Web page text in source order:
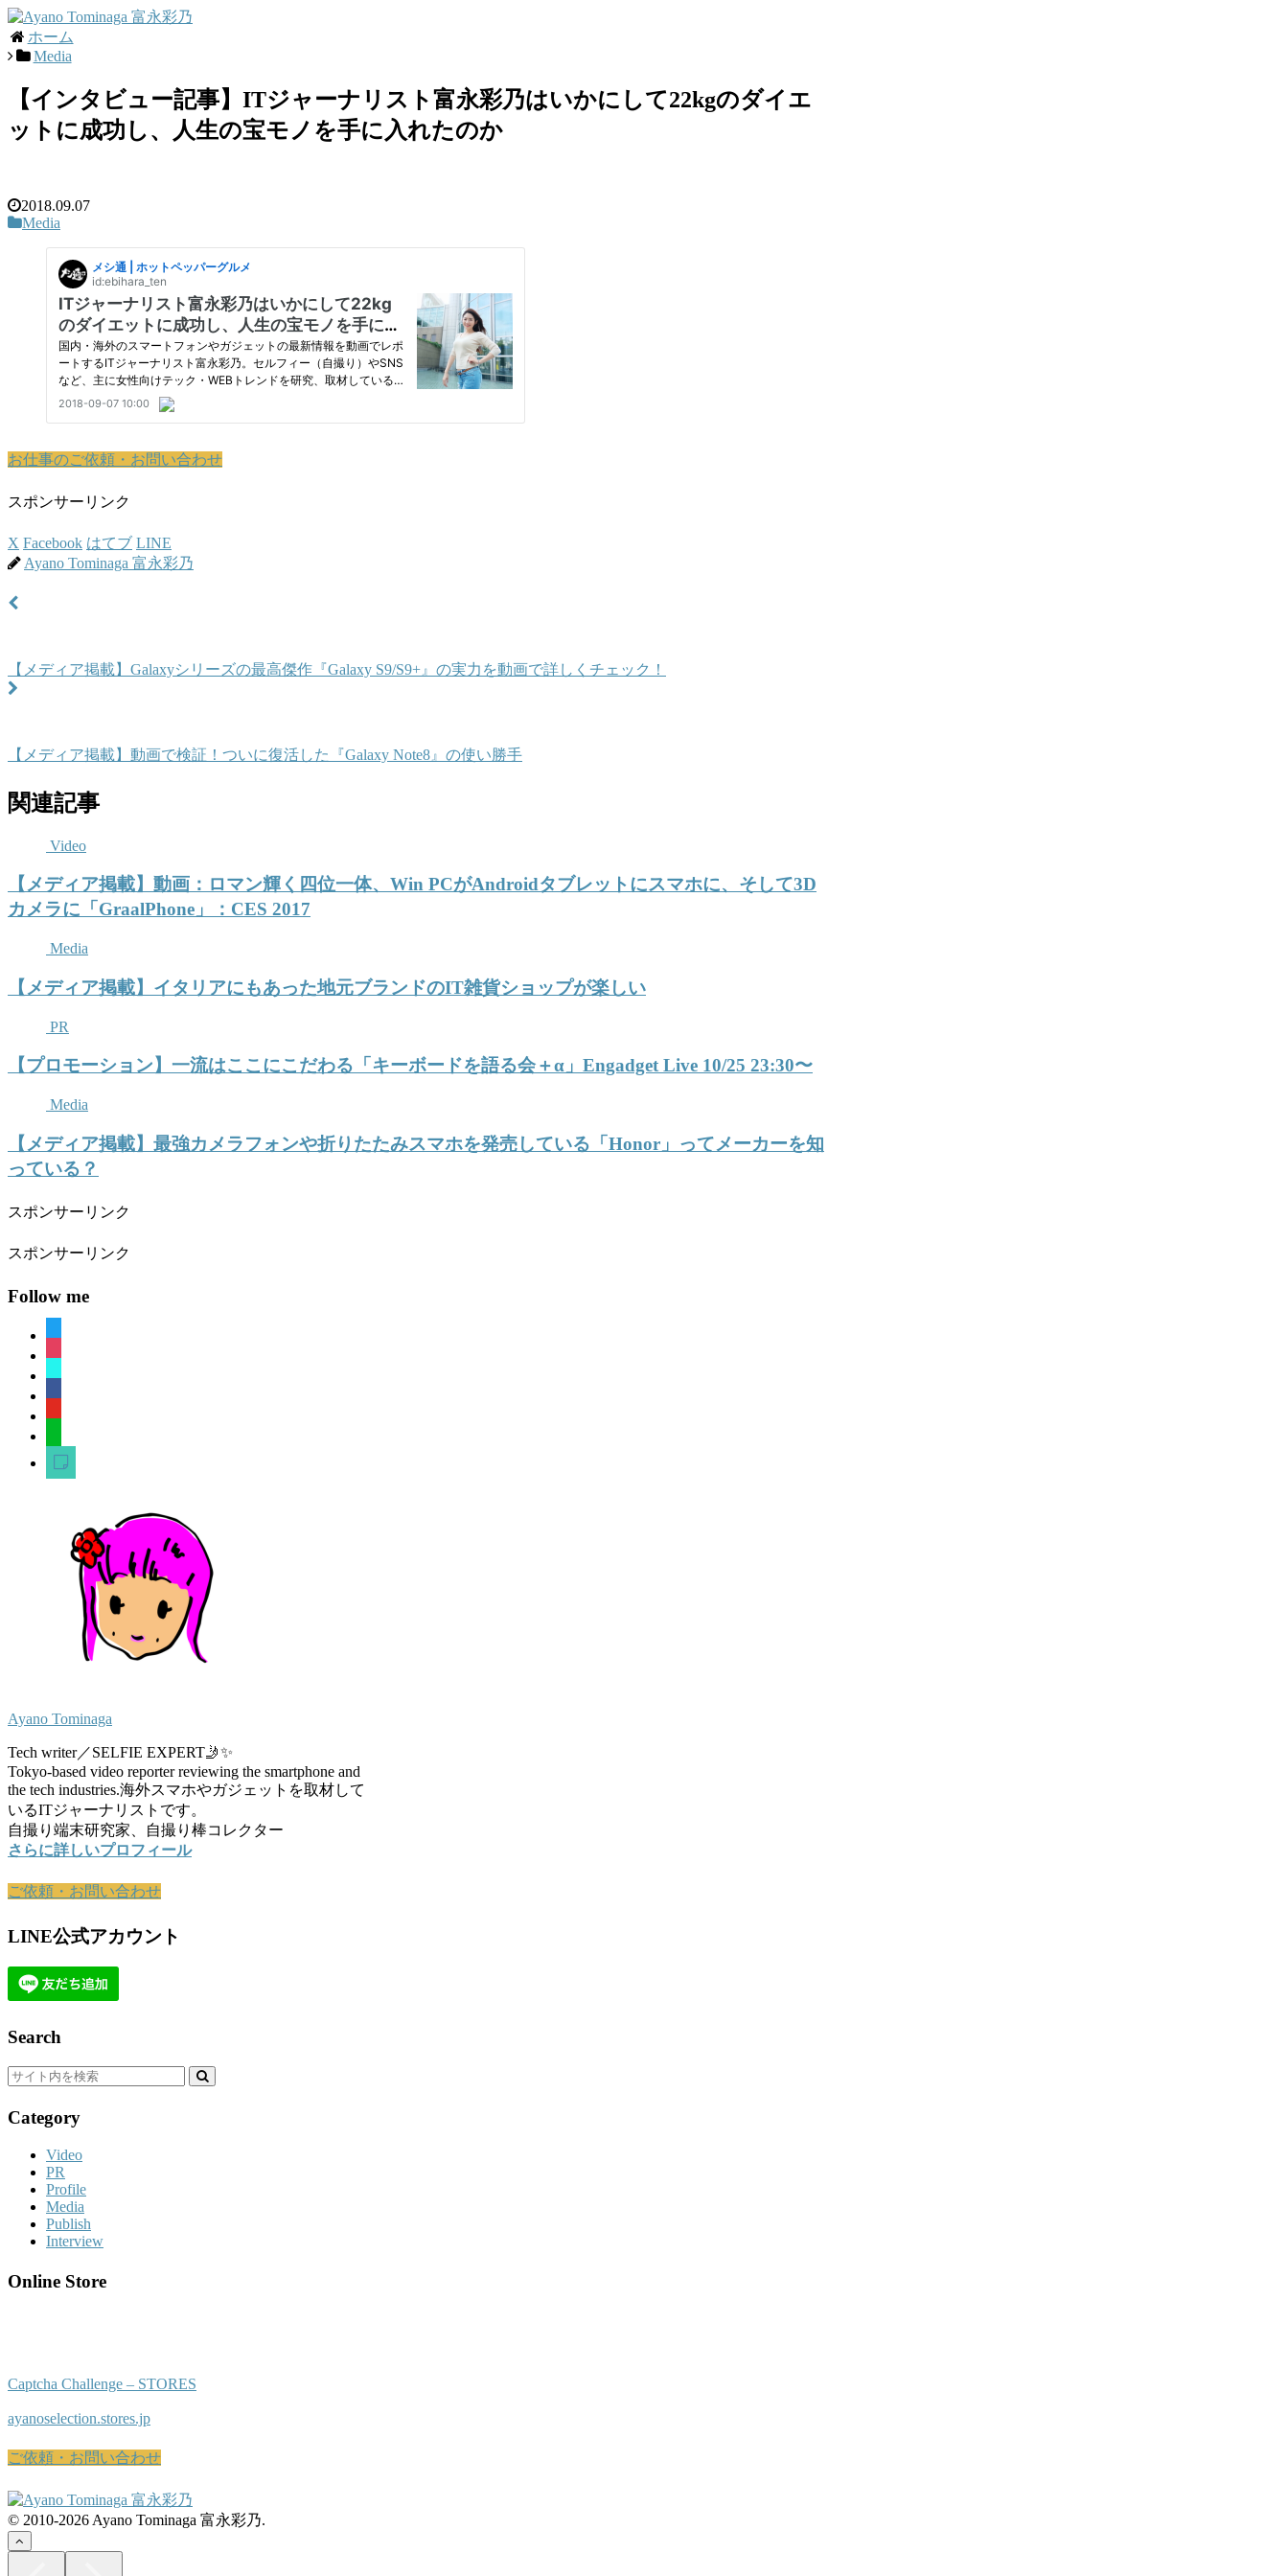
ホーム
Media
【インタビュー記事】ITジャーナリスト富永彩乃はいかにして22kgのダイエ
ットに成功し、人生の宝モノを手に入れたのか
2018.09.07
Media
お仕事のご依頼・お問い合わせ
スポンサーリンク
X Facebook はてブ LINE
Ayano Tominaga 富永彩乃
【メディア掲載】Galaxyシリーズの最高傑作『Galaxy S9/S9+』の実力を動画で詳しくチェック！
【メディア掲載】動画で検証！ついに復活した『Galaxy Note8』の使い勝手
関連記事
Video
【メディア掲載】動画：ロマン輝く四位一体、Win PCがAndroidタブレットにスマホに、そして3D
カメラに「GraalPhone」：CES 2017
Media
【メディア掲載】イタリアにもあった地元ブランドのIT雑貨ショップが楽しい
PR
【プロモーション】一流はここにこだわる「キーボードを語る会＋α」Engadget Live 10/25 23:30〜
Media
【メディア掲載】最強カメラフォンや折りたたみスマホを発売している「Honor」ってメーカーを知
っている？
スポンサーリンク
スポンサーリンク
Follow me
sticky-
note-
Ayano Tominaga
Tech writer／SELFIE EXPERT🤳✨
Tokyo-based video reporter reviewing the smartphone and
the tech industries.海外スマホやガジェットを取材して
いるITジャーナリストです。
自撮り端末研究家、自撮り棒コレクター
さらに詳しいプロフィール
ご依頼・お問い合わせ
LINE公式アカウント
Search
Category
Video
PR
Profile
Media
Publish
Interview
Online Store
Captcha Challenge – STORES
ayanoselection.stores.jp
ご依頼・お問い合わせ
© 2010-2026 Ayano Tominaga 富永彩乃.